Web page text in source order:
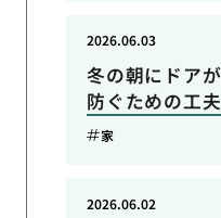
冬の朝にドア
防ぐための工夫
2026.06.03
家
2026.06.02